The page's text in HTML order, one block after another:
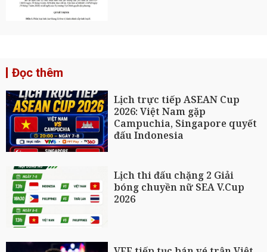
Đọc thêm
Lịch trực tiếp ASEAN Cup
2026: Việt Nam gặp
Campuchia, Singapore quyết
đấu Indonesia
Lịch thi đấu chặng 2 Giải
bóng chuyền nữ SEA V.Cup
2026